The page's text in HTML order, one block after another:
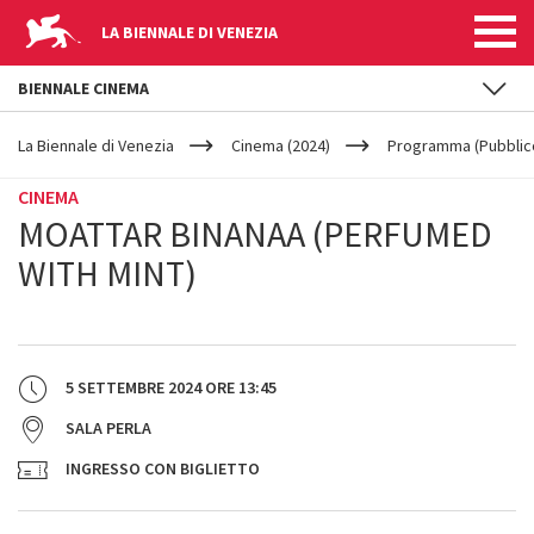
LA BIENNALE DI VENEZIA
YOUR
ARE
La Biennale di Venezia Cinema (2024) Programma
CINEMA
MOATTAR BINANAA (PERFUMED
WITH MINT)
5 SETTEMBRE 2024ORE 13:45
SALA PERLA
INGRESSO CON BIGLIETTO
BIENNALE CINEMA